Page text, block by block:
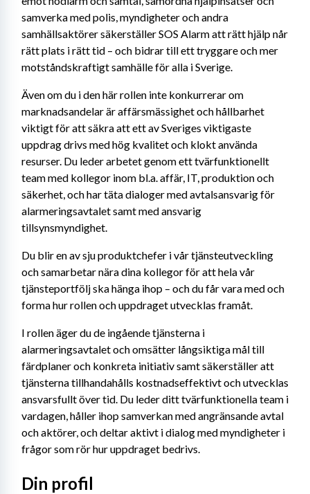
samverka med polis, myndigheter och andra
samhällsaktörer säkerställer SOS Alarm att rätt hjälp når
rätt plats i rätt tid – och bidrar till ett tryggare och mer
motståndskraftigt samhälle för alla i Sverige.
Även om du i den här rollen inte konkurrerar om
marknadsandelar är affärsmässighet och hållbarhet
viktigt för att säkra att ett av Sveriges viktigaste
uppdrag drivs med hög kvalitet och klokt använda
resurser. Du leder arbetet genom ett tvärfunktionellt
team med kollegor inom bl.a. affär, IT, produktion och
säkerhet, och har täta dialoger med avtalsansvarig för
alarmeringsavtalet samt med ansvarig
tillsynsmyndighet.
Du blir en av sju produktchefer i vår tjänsteutveckling
och samarbetar nära dina kollegor för att hela vår
tjänsteportfölj ska hänga ihop – och du får vara med och
forma hur rollen och uppdraget utvecklas framåt.
I rollen äger du de ingående tjänsterna i
alarmeringsavtalet och omsätter långsiktiga mål till
färdplaner och konkreta initiativ samt säkerställer att
tjänsterna tillhandahålls kostnadseffektivt och utvecklas
ansvarsfullt över tid. Du leder ditt tvärfunktionella team i
vardagen, håller ihop samverkan med angränsande avtal
och aktörer, och deltar aktivt i dialog med myndigheter i
frågor som rör hur uppdraget bedrivs.
Din profil